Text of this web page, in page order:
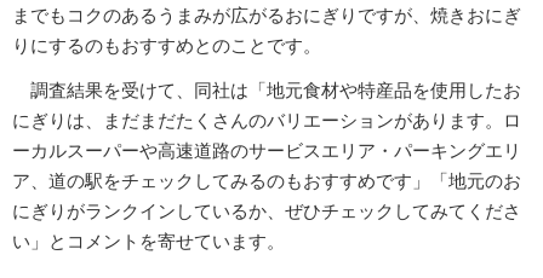
までもコクのあるうまみが広がるおにぎりですが、焼きおにぎ
りにするのもおすすめとのことです。
調査結果を受けて、同社は「地元食材や特産品を使用したお
にぎりは、まだまだたくさんのバリエーションがあります。ロ
ーカルスーパーや高速道路のサービスエリア・パーキングエリ
ア、道の駅をチェックしてみるのもおすすめです」「地元のお
にぎりがランクインしているか、ぜひチェックしてみてくださ
い」とコメントを寄せています。